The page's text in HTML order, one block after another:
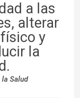
a las
alterar
y
la
Salud